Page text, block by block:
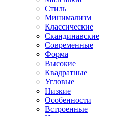
Стиль
Минимализм
Классические
Скандинавские
Современные
Форма
Высокие
Квадратные
Угловые
Низкие
Особенности
Встроенные